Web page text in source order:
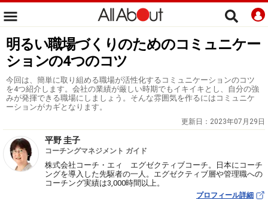
明るい職場づくりのためのコミュニケー
ションの4つのコツ
今回は、簡単に取り組める職場が活性化するコミュニケーションのコツ
を4つ紹介します。会社の業績が厳しい時期でもイキイキとし、自分の強
みが発揮できる職場にしましょう。そんな雰囲気を作るにはコミュニケ
ーションがカギとなります。
更新日： 2023年07月29日
平野 圭子
コーチングマネジメント ガイド
株式会社コーチ・エィ エグゼクティブコーチ。日本にコーチ
ングを導入した先駆者の一人。エグゼクティブ層や管理職への
コーチング実績は3,000時間以上。
プロフィール詳細